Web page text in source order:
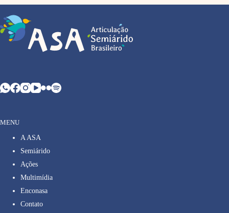
MENU
A ASA
Semiárido
Ações
Multimídia
Enconasa
Contato